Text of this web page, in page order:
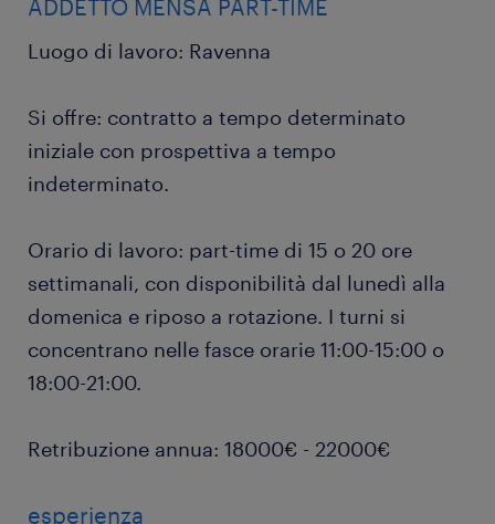
ADDETTO MENSA PART-TIME
Luogo di lavoro: Ravenna
Si offre: contratto a tempo determinato
iniziale con prospettiva a tempo
indeterminato.
Orario di lavoro: part-time di 15 o 20 ore
settimanali, con disponibilità dal lunedì alla
domenica e riposo a rotazione. I turni si
concentrano nelle fasce orarie 11:00-15:00 o
18:00-21:00.
Retribuzione annua: 18000€ - 22000€
esperienza